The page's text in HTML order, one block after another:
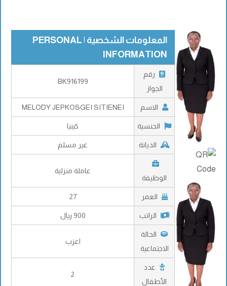
المعلومات الشخصية | PERSONAL
INFORMATION
رقم
الجواز
BK916199
الاسم MELODY JEPKOSGEI SITIENEI
الجنسية كينيا
الديانة غير مسلم
الوظيفة
عاملة منزلية
العمر 27
الراتب 900 ريال
الحالة
الاجتماعية
اعزب
عدد
الأطفال
2